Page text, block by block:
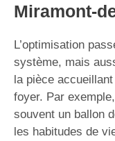
Miramont-
L’optimisation
système, mais
la pièce
foyer. Par
souvent un ballon
les habitudes de